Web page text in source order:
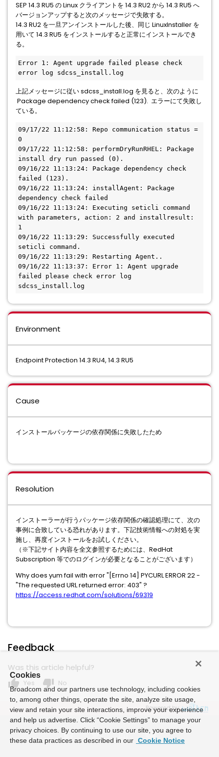
SEP 14.3 RU5 の Linux クライアントを 14.3 RU2 から 14.3 RU5 へ
バージョンアップすると次のメッセージで失敗する。
14.3 RU2 を一旦アンインストールした後、同じ LinuxInstaller を
用いて 14.3 RU5 をインストールすると正常にインストールでき
る。
Error 1: Agent upgrade failed please check
error log sdcss_install.log
上記メッセージに従い sdcss_install.log を見ると、次のように
Package dependency check failed (123). エラーにて失敗し
ている。
09/17/22 11:12:58: Repo communication status =
0
09/17/22 11:12:58: performDryRunRHEL: Package
install dry run passed (0).
09/16/22 11:13:24: Package dependency check
failed (123).
09/16/22 11:13:24: installAgent: Package
dependency check failed
09/16/22 11:13:24: Executing seticli command
with parameters, action: 2 and installresult:
1
09/16/22 11:13:29: Successfully executed
seticli command.
09/16/22 11:13:29: Restarting Agent..
09/16/22 11:13:37: Error 1: Agent upgrade
failed please check error log
sdcss_install.log
Environment
Endpoint Protection 14.3 RU4, 14.3 RU5
Cause
インストールパッケージの依存関係に失敗したため
Resolution
インストーラーが行うパッケージ依存関係の確認処理にて、次の
事例に合致している恐れがあります。下記技術情報への対処を実
施し、再度インストールをお試しください。
（※下記サイト内容を全文参照するためには、RedHat
Subscription 等でのログインが必要となることがございます）
Why does yum fail with error "[Errno 14] PYCURL ERROR 22 -
"The requested URL returned error: 403" ?
https://access.redhat.com/solutions/69319
Feedback
Was this article helpful?
thumb_up Yes thumb_down No
Powered by
Cookies
Broadcom and our partners use technology, including cookies
to, among other things, operate the site, analyze site usage,
view and retain your site interactions, improve your experience
and help us advertise. Click “Cookie Settings” to manage your
privacy choices. By continuing to use our site, you agree to
these data practices as described in our Cookie Notice